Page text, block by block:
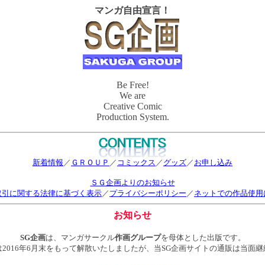
マンガ自由宣言！
Be Free!
We are
Creative Comic
Production System.
新着情報 ／ ＧＲＯＵＰ ／ コミックス ／ グッズ／ お申し込み
ＳＧ企画よりのお知らせ
に関する法律に基づく表示／ プライバシーポリシー ／ ネットでの作品使用
お知らせ
SG企画は、マンガサークル作画グループを母体とした出版です。
年6月末をもって解散いたしましたが、当SG企画サイトの通販は当面継